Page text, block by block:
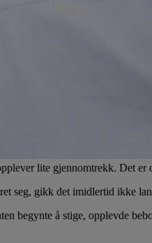
lite gjennomtrekk. Det er
seg, gikk det imidlertid ikke
begynte å stige, opplevde